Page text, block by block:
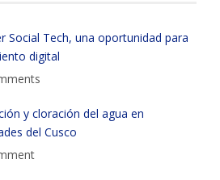
Social Tech, una oportunidad para
digital
y cloración del agua en
del Cusco